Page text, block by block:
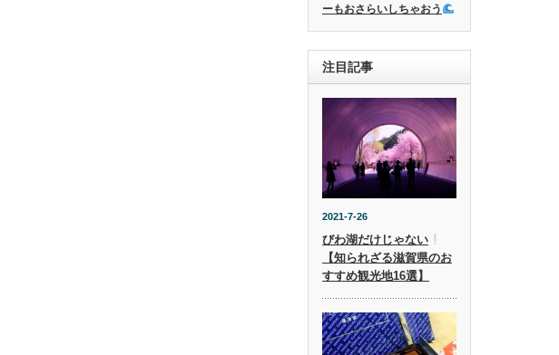
ーもおさらいしちゃおう
注目記事
2021-7-26
びわ湖だけじゃない
【知られざる滋賀県のお
すすめ観光地16選】